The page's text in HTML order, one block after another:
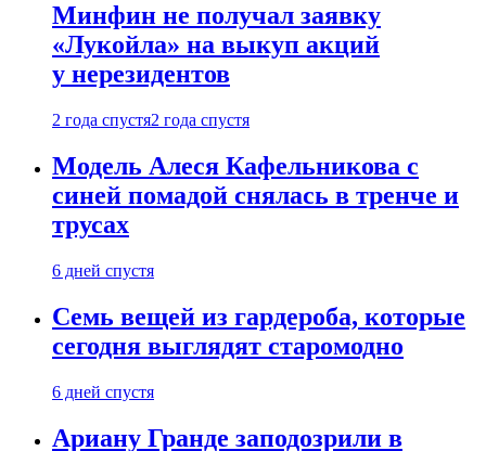
Минфин не получал заявку
«Лукойла» на выкуп акций
у нерезидентов
2 года спустя2 года спустя
Модель Алеся Кафельникова с
синей помадой снялась в тренче и
трусах
6 дней спустя
Семь вещей из гардероба, которые
сегодня выглядят старомодно
6 дней спустя
Ариану Гранде заподозрили в